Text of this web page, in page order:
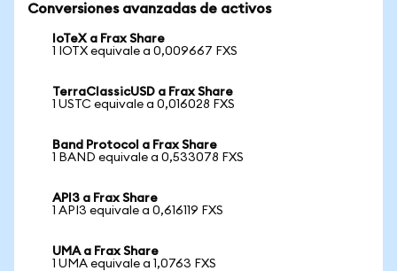
Conversiones avanzadas de activos
IoTeX a Frax Share
1 IOTX equivale a 0,009667 FXS
TerraClassicUSD a Frax Share
1 USTC equivale a 0,016028 FXS
Band Protocol a Frax Share
1 BAND equivale a 0,533078 FXS
API3 a Frax Share
1 API3 equivale a 0,616119 FXS
UMA a Frax Share
1 UMA equivale a 1,0763 FXS